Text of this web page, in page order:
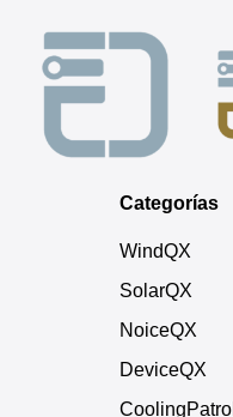
Categorías
WindQX
SolarQX
NoiceQX
DeviceQX
CoolingPatrol